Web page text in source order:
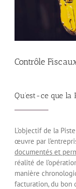
Contrôle
Qu’est-ce que la
L’objectif de la
œuvre par
documentés et
réalité de
manière
facturation, du bon